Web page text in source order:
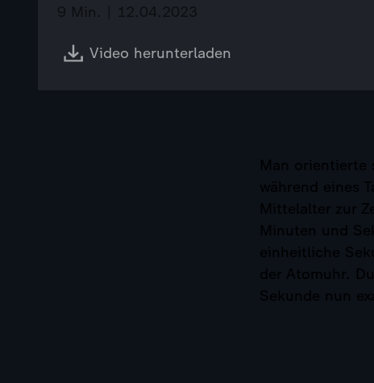
9 Min. | 12.04.2023
Video herunterladen
Man orientierte
während eines
Mittelalter zur
Minuten und
einheitliche
der Atomuhr.
Sekunde nun